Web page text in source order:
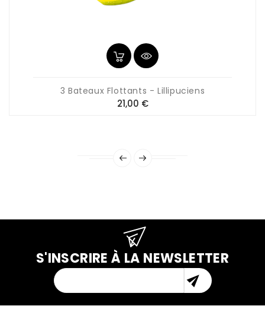
3 Bateaux Flottants - Lillipuciens
21,00 €Prix
S'INSCRIRE À LA NEWSLETTER
